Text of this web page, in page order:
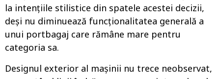
la intențiile stilistice din spatele acestei decizii,
deși nu diminuează funcționalitatea generală a
unui portbagaj care rămâne mare pentru
categoria sa.
Designul exterior al mașinii nu trece neobservat,